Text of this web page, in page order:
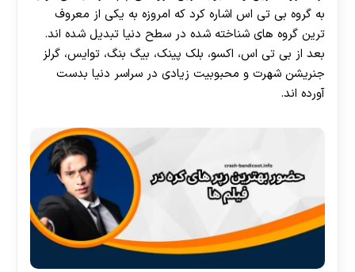
به گروه بی تی اس اشاره کرد که امروزه به یکی از معروف
ترین گروه های شناخته شده در سطح دنیا تبدیل شده اند.
بعد از بی تی اس، اکسو، بلک پینک، بیگ بنگ، توایس، گرلز
جنریشن شهرت و محبوبیت زیادی در سراسر دنیا بدست
آورده اند.